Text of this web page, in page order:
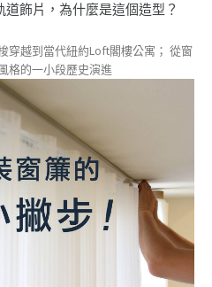
道飾片，為什麼是這個造型？
穿越到當代紐約Loft閣樓公寓； 從窗
格的一小段歷史演進